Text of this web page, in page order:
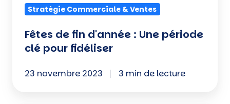
Stratégie Commerciale & Ventes
Fêtes de fin d'année : Une période
clé pour fidéliser
23 novembre 2023 3 min de lecture